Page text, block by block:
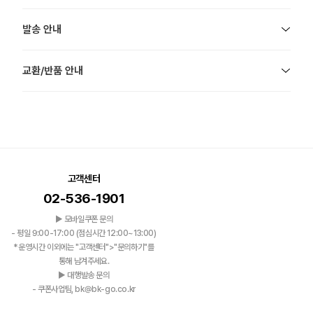
발송 안내
교환/반품 안내
고객센터
02-536-1901
▶ 모바일쿠폰 문의
- 평일 9:00-17:00 (점심시간 12:00~13:00)
*운영시간 이외에는 "고객센터">"문의하기"를
통해 남겨주세요.
▶ 대행발송 문의
- 쿠폰사업팀, bk@bk-go.co.kr